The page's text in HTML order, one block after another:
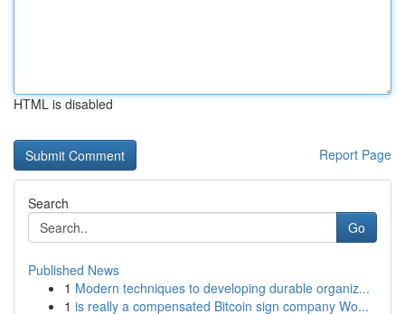
HTML is disabled
Report Page
Search
Go
Published News
1 Modern techniques to developing durable organiz...
1 is really a compensated Bitcoin sign company Wo...